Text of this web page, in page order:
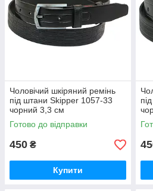
Чоловічий шкіряний ремінь
під штани Skipper 1057-33
чорний 3,3 см
Готово до відправки
450 ₴
Купити